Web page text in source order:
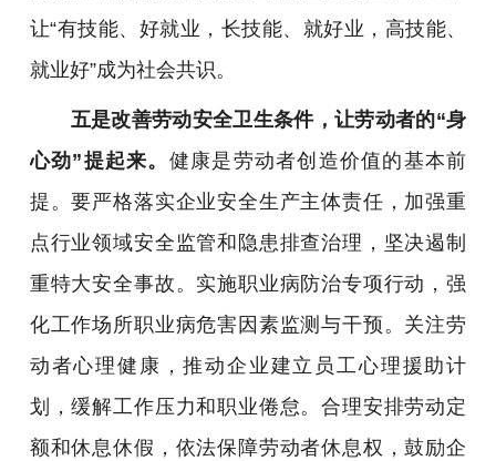
让“有技能、好就业，长技能、就好业，高技能、
就业好”成为社会共识。
五是改善劳动安全卫生条件，让劳动者的“身
心劲”提起来。 健康是劳动者创造价值的基本前
提。要严格落实企业安全生产主体责任，加强重
点行业领域安全监管和隐患排查治理，坚决遏制
重特大安全事故。实施职业病防治专项行动，强
化工作场所职业病危害因素监测与干预。关注劳
动者心理健康，推动企业建立员工心理援助计
划，缓解工作压力和职业倦怠。合理安排劳动定
额和休息休假，依法保障劳动者休息权，鼓励企